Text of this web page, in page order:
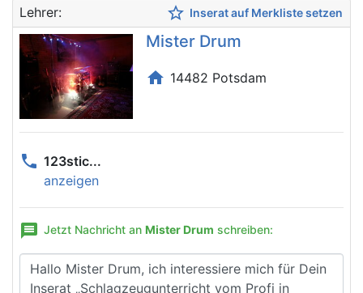
Lehrer: star_border Inserat auf Merkliste setzen
Mister Drum
home 14482 Potsdam
phone 123stic...
anzeigen
message Jetzt Nachricht an Mister Drum schreiben: